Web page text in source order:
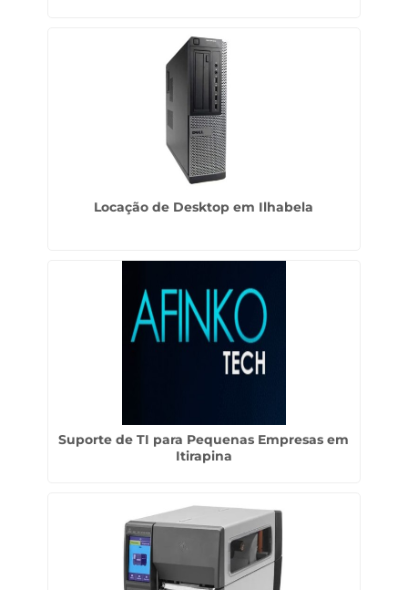
Locação de Desktop em Ilhabela
Suporte de TI para Pequenas Empresas em
Itirapina